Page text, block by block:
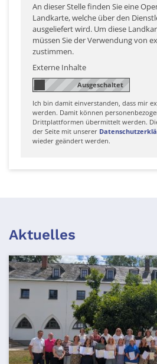
An dieser Stelle finden Sie eine
Landkarte, welche über den
ausgeliefert wird. Um diese
müssen Sie der Verwendung von
zustimmen.
Externe Inhalte
Ich bin damit einverstanden, dass mir
werden. Damit können
Drittplattformen übermittelt werden.
der Seite mit unserer
wieder geändert werden.
Aktuelles